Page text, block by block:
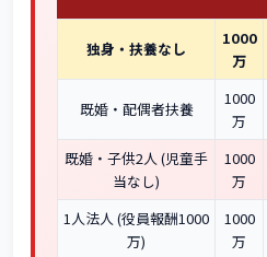
独身・扶養なし
1000
万
既婚・配偶者扶養
1000
万
既婚・子供2人 (児童手
当なし)
1000
万
1人法人 (役員報酬1000
万)
1000
万